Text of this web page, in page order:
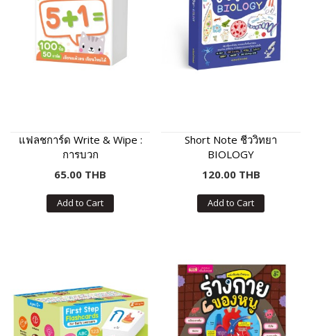
แฟลชการ์ด Write & Wipe :
การบวก
65.00 THB
Add to Cart
Short Note ชีววิทยา
BIOLOGY
120.00 THB
Add to Cart